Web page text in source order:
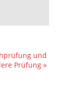
und
Prüfung»